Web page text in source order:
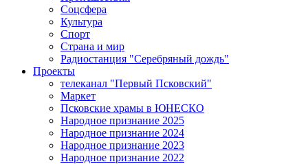
Соцсфера
Культура
Спорт
Страна и мир
Радиостанция "Серебряный дождь"
Проекты
телеканал "Первый Псковский"
Маркет
Псковские храмы в ЮНЕСКО
Народное признание 2025
Народное признание 2024
Народное признание 2023
Народное признание 2022